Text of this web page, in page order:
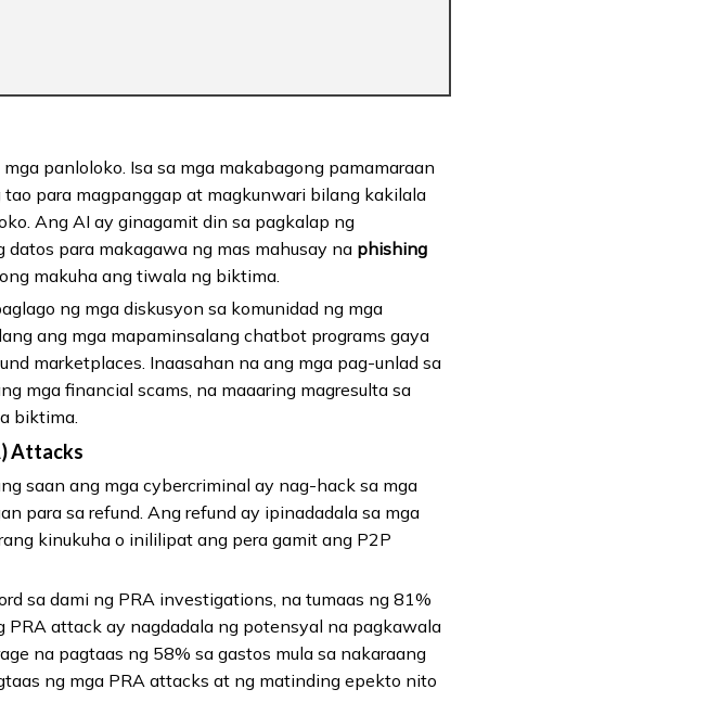
panloloko. Isa sa mga makabagong pamamaraan
para magpanggap at magkunwari bilang kakilala
Ang AI ay ginagamit din sa pagkalap ng
para makagawa ng mas mahusay na phishing
makuha ang tiwala ng biktima.
ng mga diskusyon sa komunidad ng mga
ang mga mapaminsalang chatbot programs gaya
marketplaces. Inaasahan na ang mga pag-unlad sa
mga financial scams, na maaaring magresulta sa
biktima.
Attacks
saan ang mga cybercriminal ay nag-hack sa mga
para sa refund. Ang refund ay ipinadadala sa mga
kinukuha o inililipat ang pera gamit ang P2P
sa dami ng PRA investigations, na tumaas ng 81%
attack ay nagdadala ng potensyal na pagkawala
na pagtaas ng 58% sa gastos mula sa nakaraang
ng mga PRA attacks at ng matinding epekto nito